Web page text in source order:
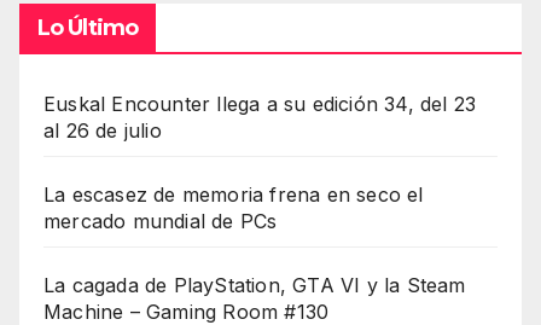
Lo Último
Euskal Encounter llega a su edición 34, del 23
al 26 de julio
La escasez de memoria frena en seco el
mercado mundial de PCs
La cagada de PlayStation, GTA VI y la Steam
Machine – Gaming Room #130